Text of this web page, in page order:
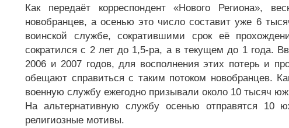
Как передаёт корреспондент «Нового Региона»,
новобранцев, а осенью это число составит уже 6
воинской службе, сократившими срок её
сократился с 2 лет до 1,5-ра, а в текущем до 1 года.
2006 и 2007 годов, для восполнения этих потерь и
обещают справиться с таким потоком новобранцев.
военную службу ежегодно призывали около 10 тысяч
На альтернативную службу осенью отправятся 10
религиозные мотивы.